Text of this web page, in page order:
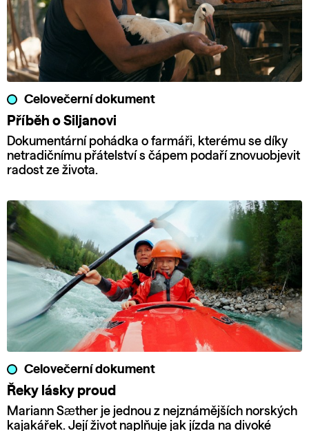
Celovečerní dokument
Příběh o Siljanovi
Dokumentární pohádka o farmáři, kterému se díky
netradičnímu přátelství s čápem podaří znovuobjevit
radost ze života.
Celovečerní dokument
Řeky lásky proud
Mariann Sæther je jednou z nejznámějších norských
kajakářek. Její život naplňuje jak jízda na divoké